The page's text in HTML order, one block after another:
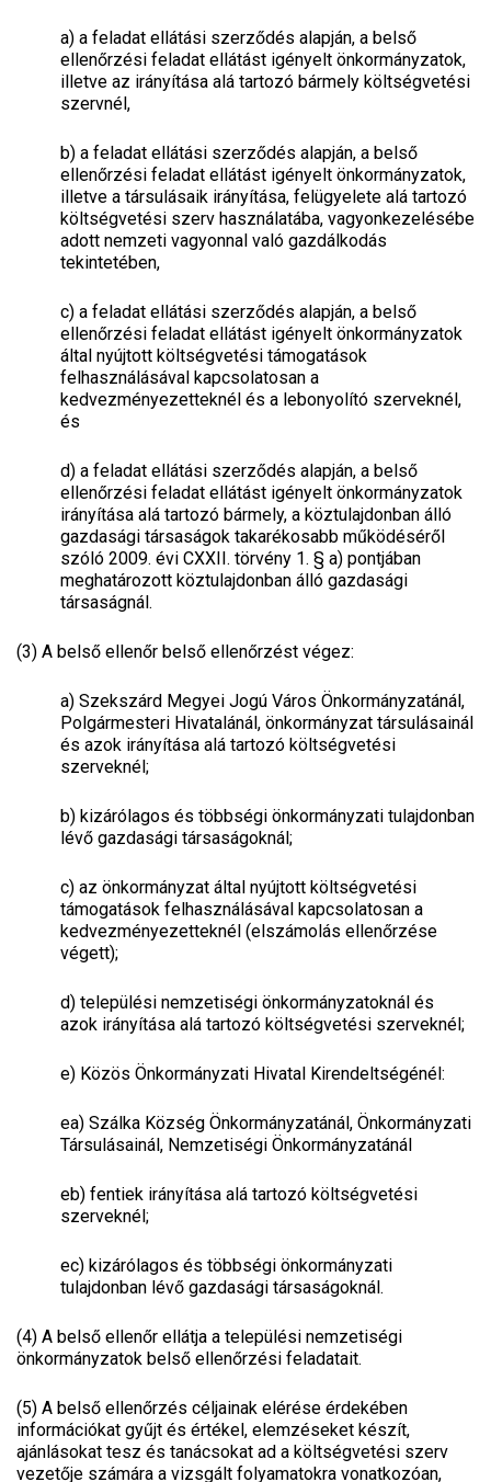
a) a feladat ellátási szerződés alapján, a belső
ellenőrzési feladat ellátást igényelt önkormányzatok,
illetve az irányítása alá tartozó bármely költségvetési
szervnél,
b) a feladat ellátási szerződés alapján, a belső
ellenőrzési feladat ellátást igényelt önkormányzatok,
illetve a társulásaik irányítása, felügyelete alá tartozó
költségvetési szerv használatába, vagyonkezelésébe
adott nemzeti vagyonnal való gazdálkodás
tekintetében,
c) a feladat ellátási szerződés alapján, a belső
ellenőrzési feladat ellátást igényelt önkormányzatok
által nyújtott költségvetési támogatások
felhasználásával kapcsolatosan a
kedvezményezetteknél és a lebonyolító szerveknél,
és
d) a feladat ellátási szerződés alapján, a belső
ellenőrzési feladat ellátást igényelt önkormányzatok
irányítása alá tartozó bármely, a köztulajdonban álló
gazdasági társaságok takarékosabb működéséről
szóló 2009. évi CXXII. törvény 1. § a) pontjában
meghatározott köztulajdonban álló gazdasági
társaságnál.
(3) A belső ellenőr belső ellenőrzést végez:
a) Szekszárd Megyei Jogú Város Önkormányzatánál,
Polgármesteri Hivatalánál, önkormányzat társulásainál
és azok irányítása alá tartozó költségvetési
szerveknél;
b) kizárólagos és többségi önkormányzati tulajdonban
lévő gazdasági társaságoknál;
c) az önkormányzat által nyújtott költségvetési
támogatások felhasználásával kapcsolatosan a
kedvezményezetteknél (elszámolás ellenőrzése
végett);
d) települési nemzetiségi önkormányzatoknál és
azok irányítása alá tartozó költségvetési szerveknél;
e) Közös Önkormányzati Hivatal Kirendeltségénél:
ea) Szálka Község Önkormányzatánál, Önkormányzati
Társulásainál, Nemzetiségi Önkormányzatánál
eb) fentiek irányítása alá tartozó költségvetési
szerveknél;
ec) kizárólagos és többségi önkormányzati
tulajdonban lévő gazdasági társaságoknál.
(4) A belső ellenőr ellátja a települési nemzetiségi
önkormányzatok belső ellenőrzési feladatait.
(5) A belső ellenőrzés céljainak elérése érdekében
információkat gyűjt és értékel, elemzéseket készít,
ajánlásokat tesz és tanácsokat ad a költségvetési szerv
vezetője számára a vizsgált folyamatokra vonatkozóan,